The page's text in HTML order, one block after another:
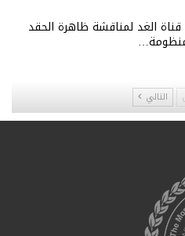
الغد لمناقشة ظاهرة الحقد
منظومة…
التالي